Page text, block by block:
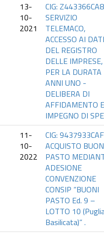
13-
10-
2021
CIG:
SERVIZIO
TELEMACO,
ACCESSO AI DATI
DEL REGISTRO
DELLE IMPRESE,
PER LA DURATA
ANNI UNO -
DELIBERA DI
AFFIDAMENTO E
IMPEGNO DI
11-
10-
2022
CIG:
ACQUISTO
PASTO
ADESIONE
CONVENZIONE
CONSIP “BUONI
PASTO Ed. 9 –
LOTTO 10
Basilicata)” .